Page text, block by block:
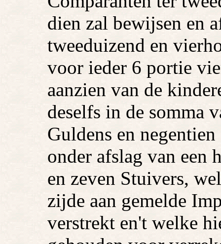
dien zal bewijsen en
tweeduizend en
voor ieder 6 portie
aanzien van de
deselfs in de somma
Guldens en
onder afslag van een
en zeven Stuivers,
zijde aan gemelde
verstrekt en't welke